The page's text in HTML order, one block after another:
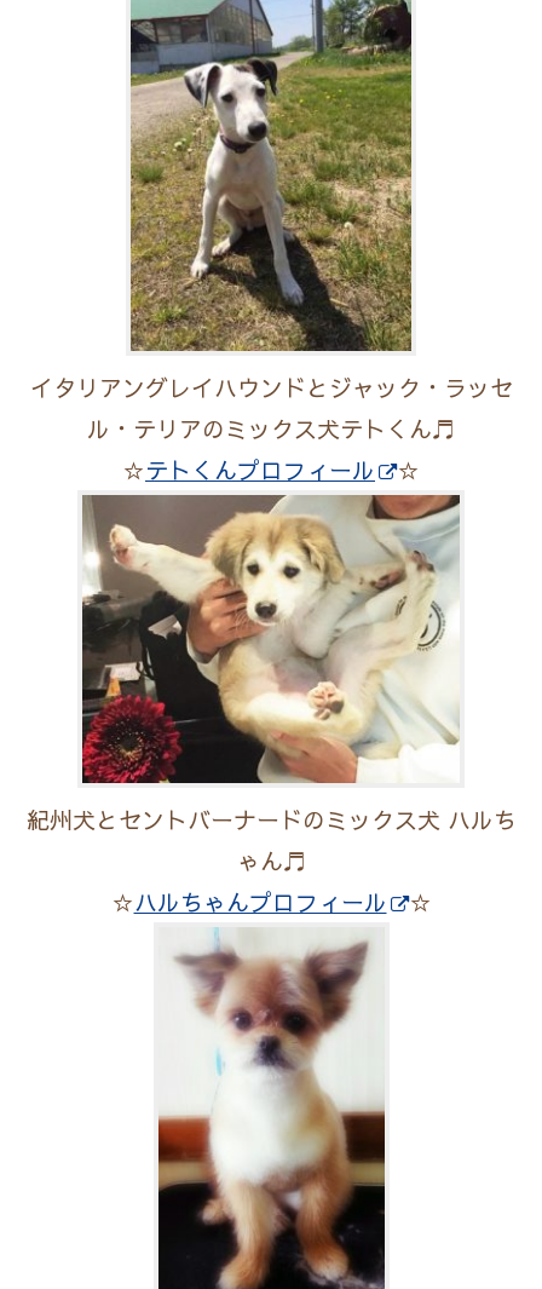
イタリアングレイハウンドとジャック・ラッセ
ル・テリアのミックス犬テトくん♬
☆テトくんプロフィール ☆
紀州犬とセントバーナードのミックス犬 ハルち
ゃん♬
☆ハルちゃんプロフィール ☆